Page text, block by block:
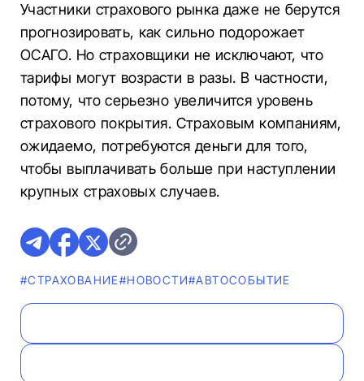
Участники страхового рынка даже не берутся
прогнозировать, как сильно подорожает
ОСАГО. Но страховщики не исключают, что
тарифы могут возрасти в разы. В частности,
потому, что серьезно увеличится уровень
страхового покрытия. Страховым компаниям,
ожидаемо, потребуются деньги для того,
чтобы выплачивать больше при наступлении
крупных страховых случаев.
#СТРАХОВАНИЕ#НОВОСТИ#АВТОСОБЫТИЕ